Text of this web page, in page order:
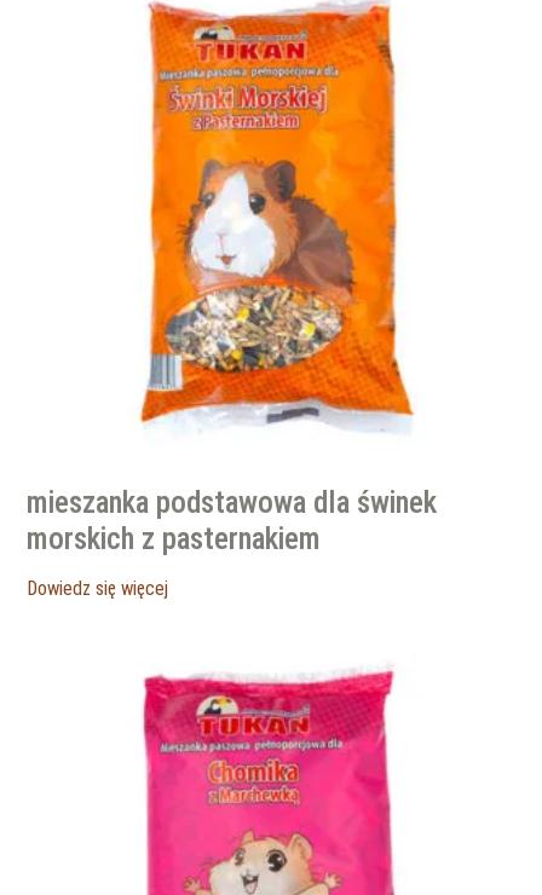
mieszanka podstawowa dla świnek
morskich z pasternakiem
Dowiedz się więcej